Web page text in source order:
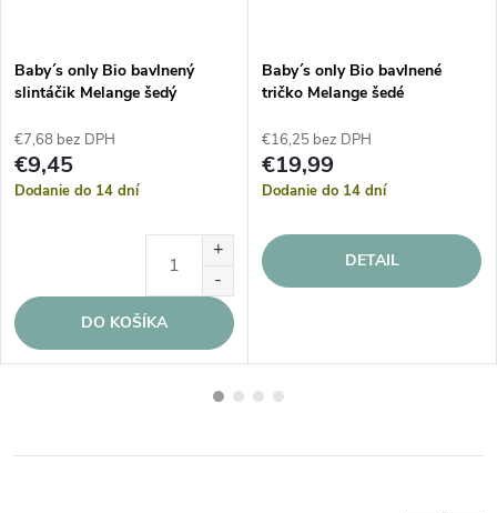
Baby´s only Bio bavlnený
slintáčik Melange šedý
€7,68 bez DPH
€9,45
Dodanie do 14 dní
DO KOŠÍKA
Baby´s only Bio bavlnené
tričko Melange šedé
€16,25 bez DPH
€19,99
Dodanie do 14 dní
DETAIL